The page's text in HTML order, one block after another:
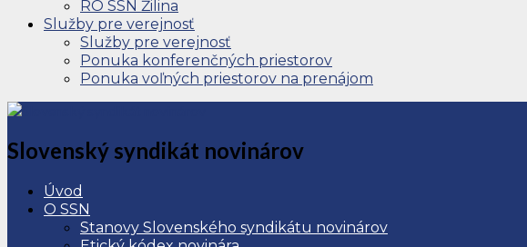
RO SSN Žilina
Služby pre verejnosť
Služby pre verejnosť
Ponuka konferenčných priestorov
Ponuka voľných priestorov na prenájom
Slovenský syndikát novinárov
Úvod
O SSN
Stanovy Slovenského syndikátu novinárov